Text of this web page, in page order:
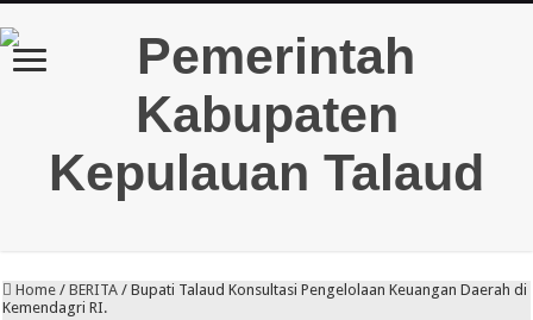
Home / BERITA / Bupati Talaud Konsultasi Pengelolaan Keuangan Daerah di
Kemendagri RI.